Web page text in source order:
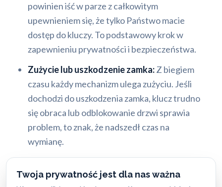
Twoja prywatność jest dla nas ważna
powinien iść w parze z całkowitym
upewnieniem się, że tylko Państwo macie
dostęp do kluczy. To podstawowy krok w
zapewnieniu prywatności i bezpieczeństwa.
Zużycie lub uszkodzenie zamka:Z biegiem
czasu każdy mechanizm ulega zużyciu. Jeśli
dochodzi do uszkodzenia zamka, klucz trudno
się obraca lub odblokowanie drzwi sprawia
problem, to znak, że nadszedł czas na
wymianę.
Stary zamek jednosystemowy może nie dawać